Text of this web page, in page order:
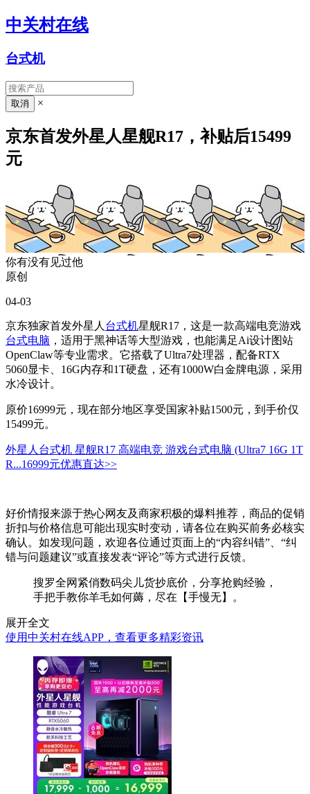
中关村在线
台式机
×
京东首发外星人星舰R17，补贴后15499
元
你有没有见过他
原创
04-03
京东独家首发外星人 台式机星舰R17，这是一款高端电竞游戏
台式电脑 ，适用于黑神话等大型游戏，也能满足Ai设计图站
OpenClaw等专业需求。它搭载了Ultra7处理器，配备RTX
5060显卡、16G内存和1T硬盘，还有1000W白金牌电源，采用
水冷设计。
原价16999元，现在部分地区享受国家补贴1500元，到手价仅
15499元。
外星人台式机 星舰R17 高端电竞 游戏台式电脑 (Ultra7 16G 1T
R...16999元优惠直达>>
好价情报来源于热心网友及商家积极的爆料推荐，商品的促销
折扣与价格信息可能出现实时变动，请各位在购买前务必核实
确认。如发现问题，欢迎各位通过页面上的“内容纠错”、“纠
错与问题建议”或直接发表“评论”等方式进行反馈。
搜罗全网紧俏数码尖儿货抄底价，分享抢购经验，
手把手教你羊毛如何薅，尽在【手慢无】。
展开全文
使用中关村在线APP，查看更多精彩资讯